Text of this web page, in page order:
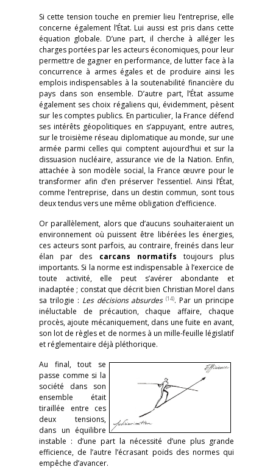
Si cette tension touche en premier lieu l’entreprise, elle
concerne également l’État. Lui aussi est pris dans cette
équation globale. D’une part, il cherche à alléger les
charges portées par les acteurs économiques, pour leur
permettre de gagner en performance, de lutter face à la
concurrence à armes égales et de produire ainsi les
emplois indispensables à la soutenabilité financière du
pays dans son ensemble. D’autre part, l’État assume
également ses choix régaliens qui, évidemment, pèsent
sur les comptes publics. En particulier, la France défend
ses intérêts géopolitiques en s’appuyant, entre autres,
sur le troisième réseau diplomatique au monde, sur une
armée parmi celles qui comptent aujourd’hui et sur la
dissuasion nucléaire, assurance vie de la Nation. Enfin,
attachée à son modèle social, la France œuvre pour le
transformer afin d’en préserver l’essentiel. Ainsi l’État,
comme l’entreprise, dans un destin commun, sont tous
deux tendus vers une même obligation d’efficience.
Or parallèlement, alors que d’aucuns souhaiteraient un
environnement où puissent être libérées les énergies,
ces acteurs sont parfois, au contraire, freinés dans leur
élan par des carcans normatifs toujours plus
importants. Si la norme est indispensable à l’exercice de
toute activité, elle peut s’avérer abondante et
inadaptée ; constat que décrit bien Christian Morel dans
sa trilogie : Les décisions absurdes (14). Par un principe
inéluctable de précaution, chaque affaire, chaque
procès, ajoute mécaniquement, dans une fuite en avant,
son lot de règles et de normes à un mille-feuille législatif
et réglementaire déjà pléthorique.
Au final, tout se
passe comme si la
société dans son
ensemble était
tiraillée entre ces
deux tensions,
dans un équilibre
instable : d’une part la nécessité d’une plus grande
efficience, de l’autre l’écrasant poids des normes qui
empêche d’avancer.